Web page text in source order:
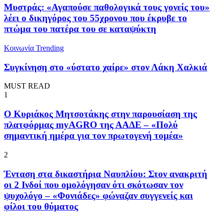
Μυστράς: «Αγαπούσε παθολογικά τους γονείς του»
λέει ο δικηγόρος του 55χρονου που έκρυβε το
πτώμα του πατέρα του σε καταψύκτη
Κοινωνία Trending
Συγκίνηση στο «ύστατο χαίρε» στον Λάκη Χαλκιά
MUST READ
1
Ο Κυριάκος Μητσοτάκης στην παρουσίαση της
πλατφόρμας myAGRO της ΑΑΔΕ – «Πολύ
σημαντική ημέρα για τον πρωτογενή τομέα»
2
Ένταση στα δικαστήρια Ναυπλίου: Στον ανακριτή
οι 2 Ινδοί που ομολόγησαν ότι σκότωσαν τον
ψυχολόγο – «Φονιάδες» φώναζαν συγγενείς και
φίλοι του θύματος